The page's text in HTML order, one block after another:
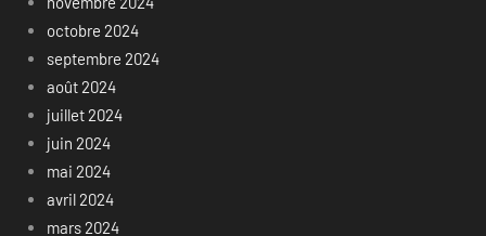
octobre 2024
septembre 2024
août 2024
juillet 2024
juin 2024
mai 2024
avril 2024
mars 2024